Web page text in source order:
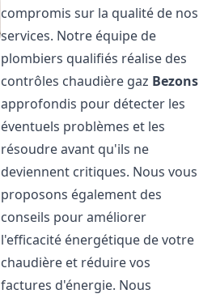
compromis sur la qualité de nos
services. Notre équipe de
plombiers qualifiés réalise des
contrôles chaudière gaz Bezons
approfondis pour détecter les
éventuels problèmes et les
résoudre avant qu'ils ne
deviennent critiques. Nous vous
proposons également des
conseils pour améliorer
l'efficacité énergétique de votre
chaudière et réduire vos
factures d'énergie. Nous